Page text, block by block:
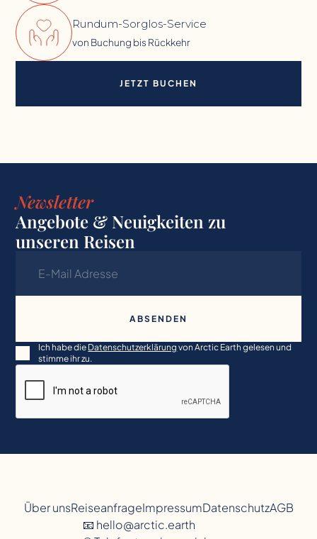
Rundum-Sorglos-Service
von Buchung bis Rückkehr
JETZT BUCHEN
Newsletter
Angebote & Neuigkeiten zu
unseren Reisen
Ich habe die Datenschutzerklärung von Arctic Earth gelesen und
stimme ihr zu.
Über unsReiseanfrageImpressumDatenschutzAGB
📧 hello@arctic.earth